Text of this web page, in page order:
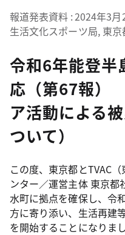
報道発表資料 2024年3月
生活文化スポーツ局, 東
令和6年能登半
応（第67報）
ア活動による
ついて）
この度、東京都とTVAC
ンター／運営主体 東京
水町に拠点を確保し、令
方に寄り添い、生活再建
を開始することになりまし